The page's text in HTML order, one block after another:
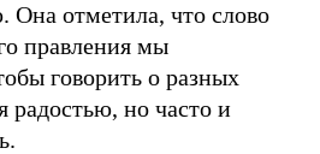
Она отметила, что слово
правления мы
говорить о разных
радостью, но часто и